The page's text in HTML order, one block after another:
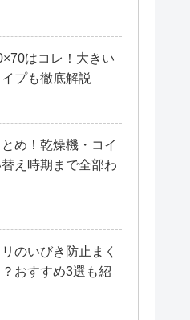
はコレ！大きい
プも徹底解説
め！乾燥機・コイ
え時期まで全部わ
のいびき防止まく
おすすめ3選も紹